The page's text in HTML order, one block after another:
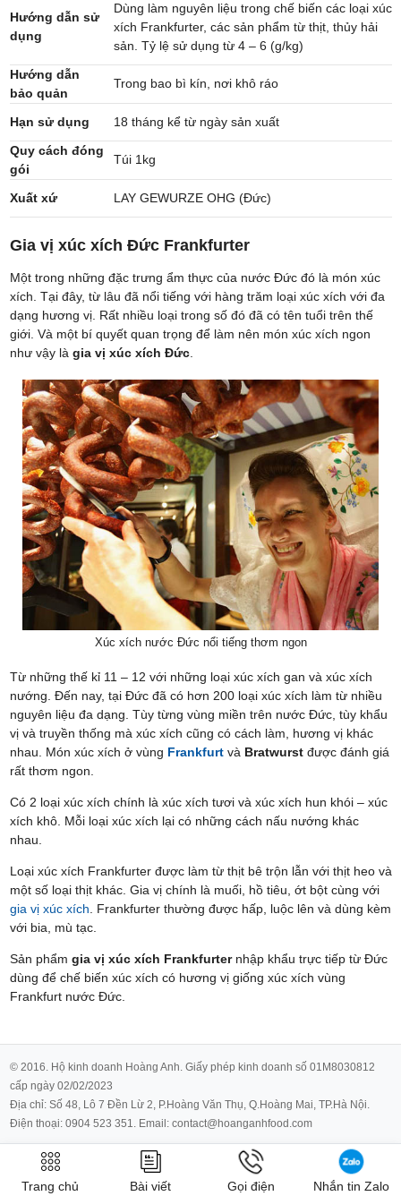
Hướng dẫn sử
dụng
Dùng làm nguyên liệu trong chế biến các loại xúc
xích Frankfurter, các sản phẩm từ thịt, thủy hải
sản. Tỷ lệ sử dụng từ 4 – 6 (g/kg)
Hướng dẫn
bảo quản
Trong bao bì kín, nơi khô ráo
Hạn sử dụng
18 tháng kể từ ngày sản xuất
Quy cách đóng
gói
Túi 1kg
Xuất xứ LAY GEWURZE OHG (Đức)
Gia vị xúc xích Đức Frankfurter
Một trong những đặc trưng ẩm thực của nước Đức đó là món xúc
xích. Tại đây, từ lâu đã nổi tiếng với hàng trăm loại xúc xích với đa
dạng hương vị. Rất nhiều loại trong số đó đã có tên tuổi trên thế
giới. Và một bí quyết quan trọng để làm nên món xúc xích ngon
như vậy là gia vị xúc xích Đức.
Xúc xích nước Đức nổi tiếng thơm ngon
Từ những thế kỉ 11 – 12 với những loại xúc xích gan và xúc xích
nướng. Đến nay, tại Đức đã có hơn 200 loại xúc xích làm từ nhiều
nguyên liệu đa dạng. Tùy từng vùng miền trên nước Đức, tùy khẩu
vị và truyền thống mà xúc xích cũng có cách làm, hương vị khác
nhau. Món xúc xích ở vùng Frankfurtvà Bratwurstđược đánh giá
rất thơm ngon.
Có 2 loại xúc xích chính là xúc xích tươi và xúc xích hun khói – xúc
xích khô. Mỗi loại xúc xích lại có những cách nấu nướng khác
nhau.
Loại xúc xích Frankfurter được làm từ thịt bê trộn lẫn với thịt heo và
một số loại thịt khác. Gia vị chính là muối, hồ tiêu, ớt bột cùng với
gia vị xúc xích . Frankfurter thường được hấp, luộc lên và dùng kèm
với bia, mù tạc.
Sản phẩm gia vị xúc xích Frankfurternhập khẩu trực tiếp từ Đức
dùng để chế biến xúc xích có hương vị giống xúc xích vùng
Frankfurt nước Đức.
Trang chủ Bài viết Gọi điện Nhắn tin Zalo
© 2016. Hộ kinh doanh Hoàng Anh. Giấy phép kinh doanh số 01M8030812
cấp ngày 02/02/2023
Địa chỉ: Số 48, Lô 7 Đền Lừ 2, P.Hoàng Văn Thụ, Q.Hoàng Mai, TP.Hà Nội.
Điện thoại: 0904 523 351. Email: contact@hoanganhfood.com